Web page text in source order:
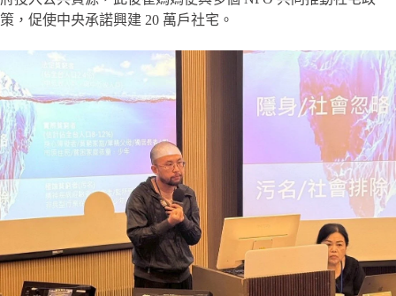
策，促使中央承諾興建 20 萬戶社宅。